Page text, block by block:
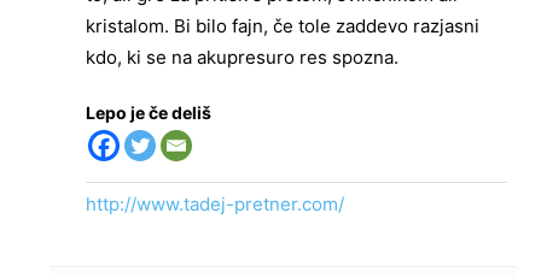
kristalom. Bi bilo fajn, če tole zaddevo razjasni
kdo, ki se na akupresuro res spozna.
Lepo je če deliš
http://www.tadej-pretner.com/